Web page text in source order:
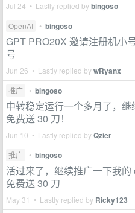
Jul 24 • Lastly replied bybingoso
OpenAI • bingoso
GPT PRO20X 邀请注册机小
号
Jun 26 • Lastly replied bywRyanx
推广 • bingoso
中转稳定运行一个多月了，
免费送 30 刀！
Jun 10 • Lastly replied byQzier
推广 • bingoso
活过来了，继续推广一下我
免费送 30 刀
May 31 • Lastly replied by Ricky123